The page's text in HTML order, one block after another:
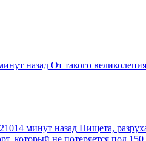
назад От такого
минут назад Нищета,
не потеряется под